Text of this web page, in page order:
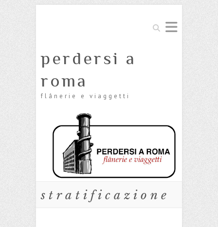
Cerca
perdersi a
roma
flânerie e viaggetti
stratificazione